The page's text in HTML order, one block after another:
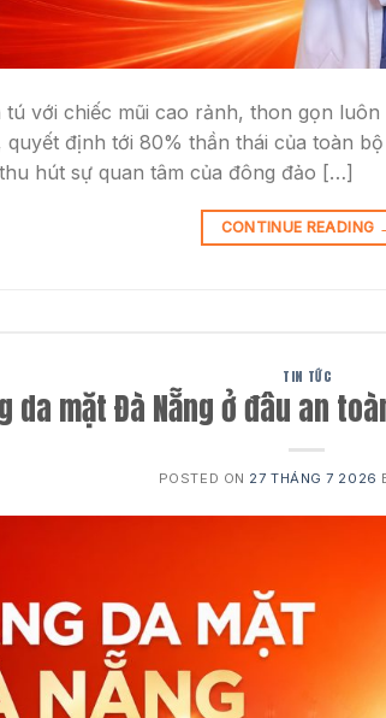
tú với chiếc mũi cao rảnh, thon gọn
định tới 80% thần thái của toàn
hút sự quan tâm của đông đảo […]
CONTINUE READING
TIN TỨC
da mặt Đà Nẵng ở đâu an
POSTED ON 27 THÁNG 7 2026